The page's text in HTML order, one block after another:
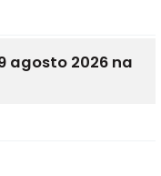
agosto 2026 na